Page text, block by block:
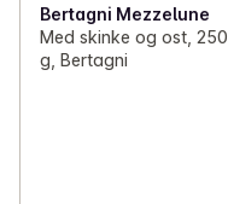
Bertagni Mezzelune
Med skinke og ost, 250
g, Bertagni